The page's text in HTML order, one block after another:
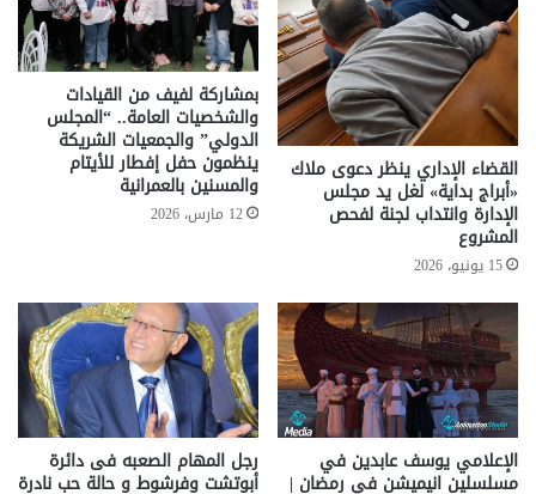
القضاء الإداري ينظر دعوى ملاك
«أبراج بداية» لغل يد مجلس
الإدارة وانتداب لجنة لفحص
المشروع
15 يونيو، 2026
بمشاركة لفيف من القيادات
والشخصيات العامة.. “المجلس
الدولي” والجمعيات الشريكة
ينظمون حفل إفطار للأيتام
والمسنين بالعمرانية
12 مارس، 2026
الإعلامي يوسف عابدين في
مسلسلين انيميشن في رمضان |
رجل المهام الصعبه فى دائرة
أبوتشت وفرشوط و حالة حب نادرة